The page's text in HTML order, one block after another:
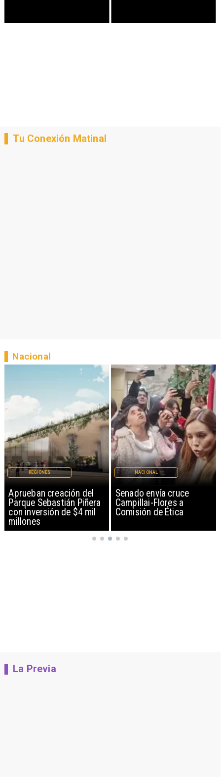
Tu Conexión Matinal
Senado envía cruce
Campillai-Flores a
Comisión de Ética
NACIONAL
Ministro Quiroz detalla
megarreforma tras
cadena nacional de Kast
NACIONAL
Nacional
La Previa